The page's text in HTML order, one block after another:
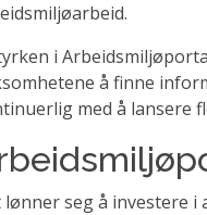
i
å finne
med å lansere
lønner seg å investere i